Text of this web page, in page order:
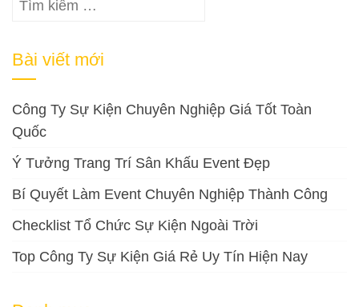
Bài viết mới
Công Ty Sự Kiện Chuyên Nghiệp Giá Tốt Toàn
Quốc
Ý Tưởng Trang Trí Sân Khấu Event Đẹp
Bí Quyết Làm Event Chuyên Nghiệp Thành Công
Checklist Tổ Chức Sự Kiện Ngoài Trời
Top Công Ty Sự Kiện Giá Rẻ Uy Tín Hiện Nay